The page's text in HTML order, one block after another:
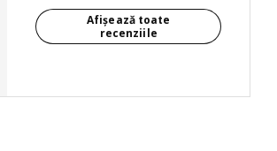
Afișează toate
recenziile